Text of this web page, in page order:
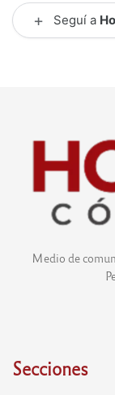
+ Seguí a
Medio de
Secciones